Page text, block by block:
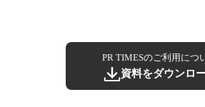
PR TIMESのご利用につ
資料をダウンロ